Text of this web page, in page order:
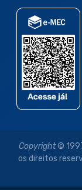
Copyright©
os direitos